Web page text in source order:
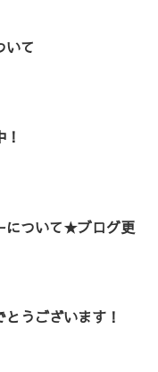
いて
について★ブログ更
うございます！